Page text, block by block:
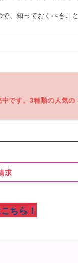
、知っておくべきこと
です。3種類の人気の
求
ちら！